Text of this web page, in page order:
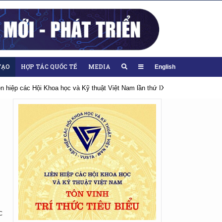
HỢP TÁC QUỐC TẾ MEDIA English
hiệp các Hội Khoa học và Kỹ thuật Việt Nam lần thứ IX, nhiệm kỳ 2026-